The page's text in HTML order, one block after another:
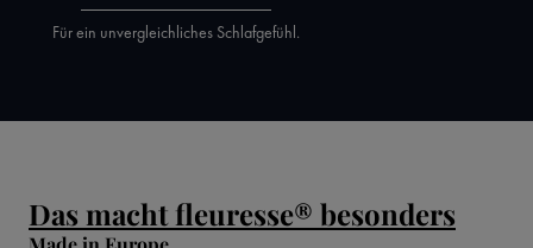
Für ein unvergleichliches Schlafgefühl.
Das macht fleuresse® besonders